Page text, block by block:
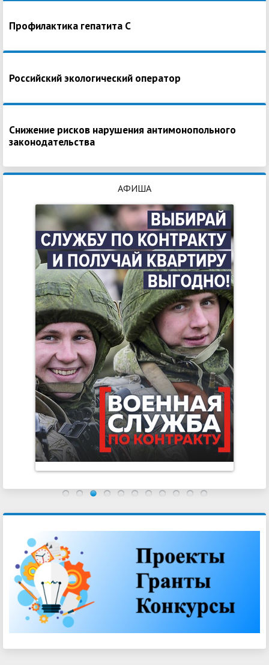
Профилактика гепатита С
Российский экологический оператор
Снижение рисков нарушения антимонопольного
законодательства
АФИША